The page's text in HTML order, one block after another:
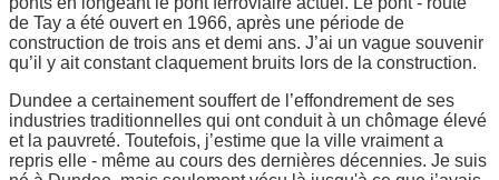
de Tay a été ouvert en 1966, après une période de
construction de trois ans et demi ans. J’ai un vague souvenir
qu’il y ait constant claquement bruits lors de la construction.
Dundee a certainement souffert de l’effondrement de ses
industries traditionnelles qui ont conduit à un chômage élevé
et la pauvreté. Toutefois, j’estime que la ville vraiment a
repris elle - même au cours des dernières décennies. Je suis